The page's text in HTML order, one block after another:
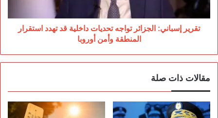
تهدد
استقرار
المنطقة
وأمن
تقرير إسباني: الجزائر تواجه تحديات داخلية قد تهدد استقرار
المنطقة وأمن أوروبا
مقالات ذات صلة